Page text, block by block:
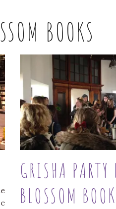
BOOKS
GRISHA PARTY
BLOSSOM